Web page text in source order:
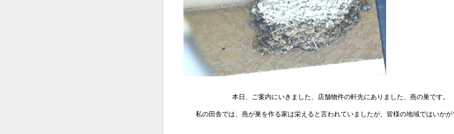
本日、ご案内にいきました、店舗物件の軒先にありました、燕の巣です。
私の田舎では、燕が巣を作る家は栄えると言われていましたが、皆様の地域ではいか